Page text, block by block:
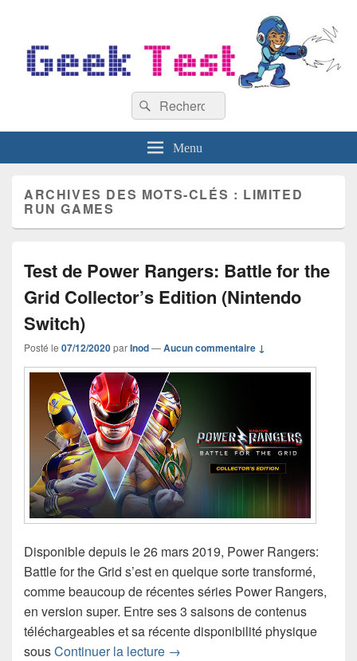
Recherche :
Rechercher
Menu
ARCHIVES DES MOTS-CLÉS : LIMITED
RUN GAMES
Test de Power Rangers: Battle for the
Grid Collector’s Edition (Nintendo
Switch)
Posté le 07/12/2020parInod—Aucun commentaire ↓
Disponible depuis le 26 mars 2019, Power Rangers:
Battle for the Grid s’est en quelque sorte transformé,
comme beaucoup de récentes séries Power Rangers,
en version super. Entre ses 3 saisons de contenus
téléchargeables et sa récente disponibilité physique
sousContinuer la lecture Test de Power Rangers: Battle
→